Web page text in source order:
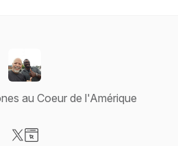
au Coeur de l'Amérique